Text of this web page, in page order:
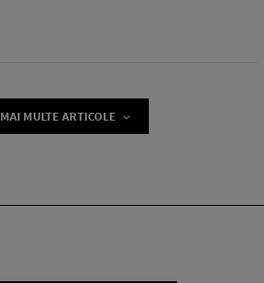
MAI MULTE ARTICOLE